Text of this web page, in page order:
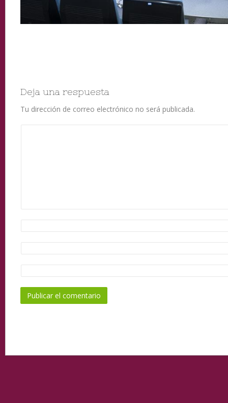
Deja una respuesta
Tu dirección de correo electrónico no será publicada.